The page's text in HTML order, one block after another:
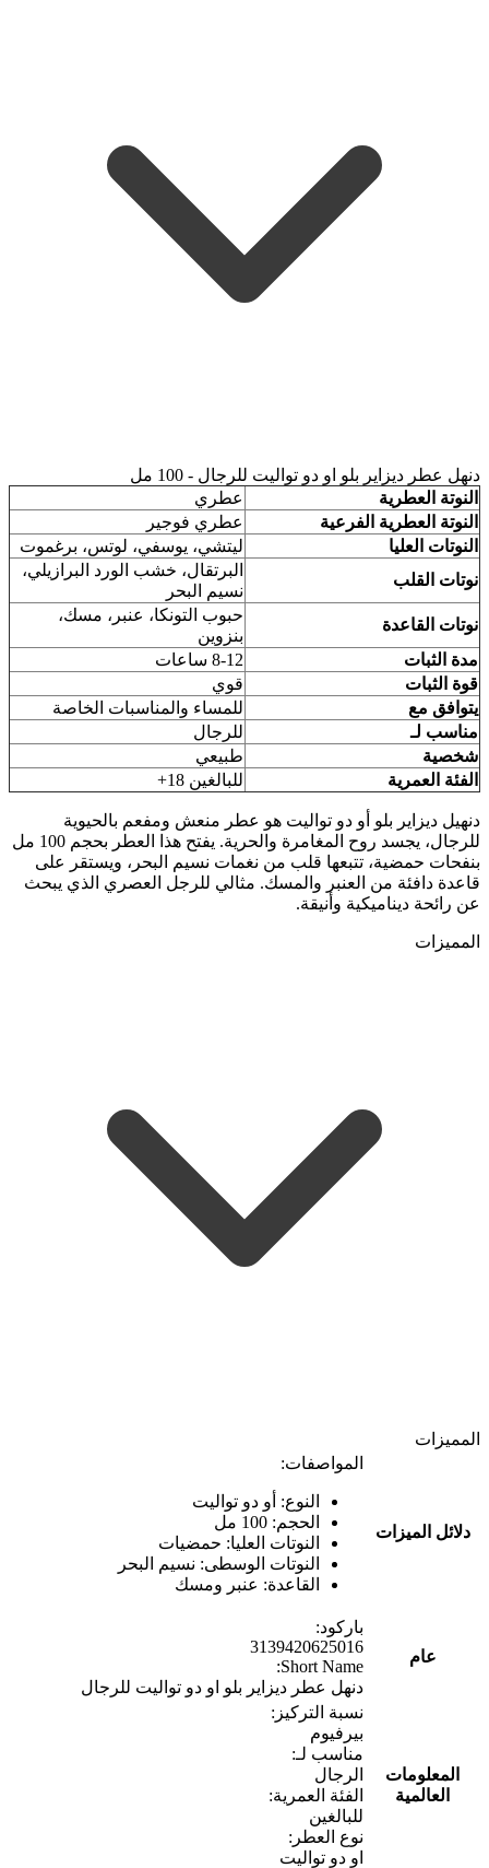
دنهل عطر ديزاير بلو او دو تواليت للرجال - 100 مل
النوتة العطرية
عطري
النوتة العطرية الفرعية
عطري فوجير
النوتات العليا
ليتشي، يوسفي، لوتس، برغموت
نوتات القلب
البرتقال، خشب الورد البرازيلي،
نسيم البحر
نوتات القاعدة
حبوب التونكا، عنبر، مسك،
بنزوين
مدة الثبات
8-12 ساعات
قوة الثبات
قوي
يتوافق مع
للمساء والمناسبات الخاصة
مناسب لـ
للرجال
شخصية
طبيعي
الفئة العمرية
للبالغين 18+
دنهيل ديزاير بلو أو دو تواليت هو عطر منعش ومفعم بالحيوية
للرجال، يجسد روح المغامرة والحرية. يفتح هذا العطر بحجم 100 مل
بنفحات حمضية، تتبعها قلب من نغمات نسيم البحر، ويستقر على
قاعدة دافئة من العنبر والمسك. مثالي للرجل العصري الذي يبحث
عن رائحة ديناميكية وأنيقة.
المميزات
المميزات
دلائل الميزات
المواصفات:
النوع: أو دو تواليت
الحجم: 100 مل
النوتات العليا: حمضيات
النوتات الوسطى: نسيم البحر
القاعدة: عنبر ومسك
عام
باركود:
3139420625016
Short Name:
دنهل عطر ديزاير بلو او دو تواليت للرجال
المعلومات
العالمية
نسبة التركيز:
بيرفيوم
مناسب لـ:
الرجال
الفئة العمرية:
للبالغين
نوع العطر:
او دو تواليت